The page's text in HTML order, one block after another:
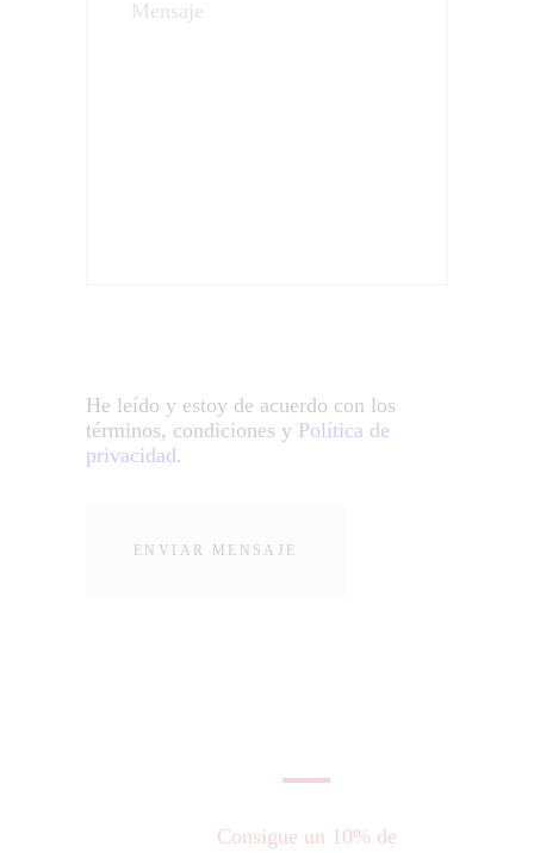
He leído y estoy de acuerdo con los
términos, condiciones y Política de
privacidad.
Consigue un 10% de